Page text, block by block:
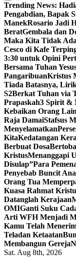
Trending News:
Pengabdian, Bapak
ManekRosario Jadi
BeratGembala dan
Maka Kita Tidak
Cesco di Kafe
3:30 untuk Opini
Bersama Tuhan
PangaribuanKristus
Tiada Batasnya,
S2Berkat Tuhan via
Prapaskah3 Spirit &
Kebaikan Orang
Raja DamaiStafsus
Menyelamatkan
KitaKedatangan
Berbuat Dosa
KristusMenanggapi
Disulap”Para
Penyebab Buncit
Orang Tua
Kuasa Rahmat
Datanglah
OMIGanti Suku
Arti WFH Menjadi
Kamu Telah
Teladan Ketaatan
Membangun
Sat. Aug 8th, 2026